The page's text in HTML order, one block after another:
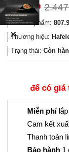
Mã sản phẩm:
Thương hiệu:
Trạng thái: Còn
để có
Miễn phílắp
Cam kết
Thanh toán
Bảo hành 1
✕